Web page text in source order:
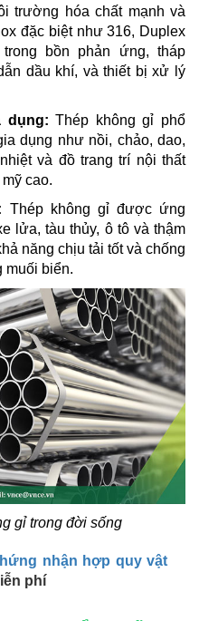
trường hóa chất mạnh và
đặc biệt như 316, Duplex
bồn phản ứng, tháp
dầu khí, và thiết bị xử lý
dụng:Thép không gỉ phổ
dụng như nồi, chảo, dao,
và đồ trang trí nội thất
cao.
Thép không gỉ được ứng
lửa, tàu thủy, ô tô và thậm
năng chịu tải tốt và chống
muối biển.
gỉ trong đời sống
nhận hợp quy vật
phí